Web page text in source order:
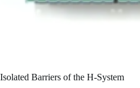
Isolated Barriers of the H-System